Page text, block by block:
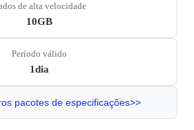
de alta velocidade
10GB
Período válido
1dia
pacotes de especificações>>